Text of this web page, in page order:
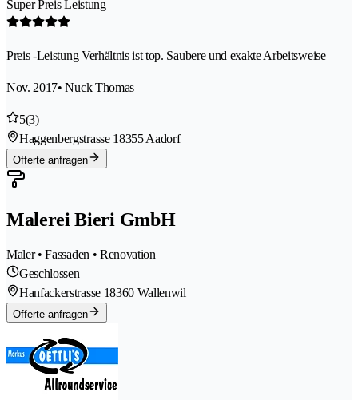
Super Preis Leistung
Preis -Leistung Verhältnis ist top. Saubere und exakte Arbeitsweise
Nov. 2017• Nuck Thomas
5(3)
Haggenbergstrasse 18355 Aadorf
Offerte anfragen
Malerei Bieri GmbH
Maler • Fassaden • Renovation
Geschlossen
Hanfackerstrasse 18360 Wallenwil
Offerte anfragen